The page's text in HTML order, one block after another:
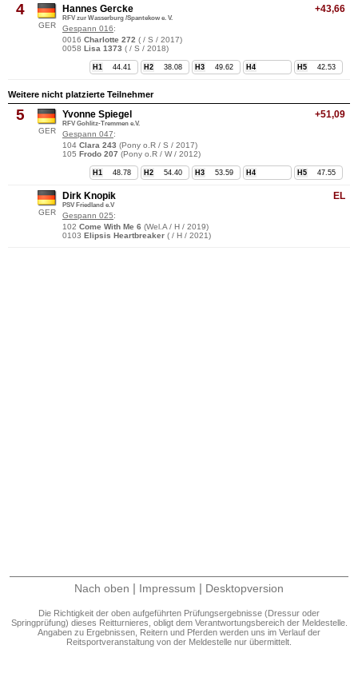
4
GER
+43,66
Hannes Gercke
RFV zur Wasserburg /Spantekow e. V.
Gespann 016:
0016 Charlotte 272 ( / S / 2017)
0058 Lisa 1373 ( / S / 2018)
H5 42.53
H4
H3 49.62
H2 38.08
H1 44.41
Weitere nicht platzierte Teilnehmer
5
GER
+51,09
Yvonne Spiegel
RFV Gohlitz-Tremmen e.V.
Gespann 047:
104 Clara 243 (Pony o.R / S / 2017)
105 Frodo 207 (Pony o.R / W / 2012)
H5 47.55
H4
H3 53.59
H2 54.40
H1 48.78
GER
EL
Dirk Knopik
PSV Friedland e.V
Gespann 025:
102 Come With Me 6 (Wel.A / H / 2019)
0103 Elipsis Heartbreaker ( / H / 2021)
Nach oben | Impressum | Desktopversion
Die Richtigkeit der oben aufgeführten Prüfungsergebnisse (Dressur oder
Springprüfung) dieses Reitturnieres, obligt dem Verantwortungsbereich der Meldestelle.
Angaben zu Ergebnissen, Reitern und Pferden werden uns im Verlauf der
Reitsportveranstaltung von der Meldestelle nur übermittelt.